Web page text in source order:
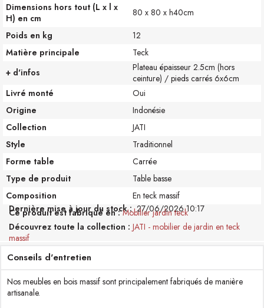
Dimensions hors tout (L x l x
H) en cm
80 x 80 x h40cm
Poids en kg
12
Matière principale
Teck
+ d'infos
Plateau épaisseur 2.5cm (hors
ceinture) / pieds carrés 6x6cm
Livré monté
Oui
Origine
Indonésie
Collection
JATI
Style
Traditionnel
Forme table
Carrée
Type de produit
Table basse
Composition
En teck massif
Dernière mise à jour du stock : 27/06/2026 10:17
Ce produit est fabriqué en Mobilier jardin teck
Découvrez toute la collection
JATI - mobilier de jardin en teck
massif
Conseils d'entretien
Nos meubles en bois massif sont principalement fabriqués de manière
artisanale.